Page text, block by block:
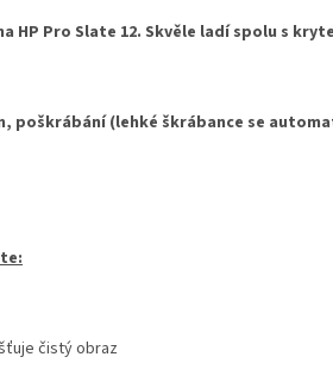
HP Pro Slate 12. Skvěle ladí spolu s
poškrábání (lehké škrábance se
čistý obraz